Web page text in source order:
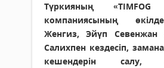
Түркияның «TIMFOG
компаниясының
Женгиз, Эйүп Севенжан
Салихпен кездесіп,
кешендерін салу,